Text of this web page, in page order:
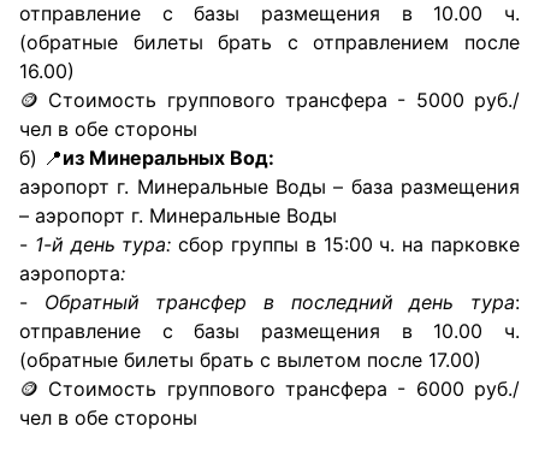
отправление с базы размещения в 10.00 ч.
(обратные билеты брать с отправлением после
16.00)
🪙 Стоимость группового трансфера - 5000 руб./
чел в обе стороны
б) 📍из Минеральных Вод:
аэропорт г. Минеральные Воды – база размещения
– аэропорт г. Минеральные Воды
- 1-й день тура: сбор группы в 15:00 ч. на парковке
аэропорта:
- Обратный трансфер в последний день тура:
отправление с базы размещения в 10.00 ч.
(обратные билеты брать с вылетом после 17.00)
🪙 Стоимость группового трансфера - 6000 руб./
чел в обе стороны